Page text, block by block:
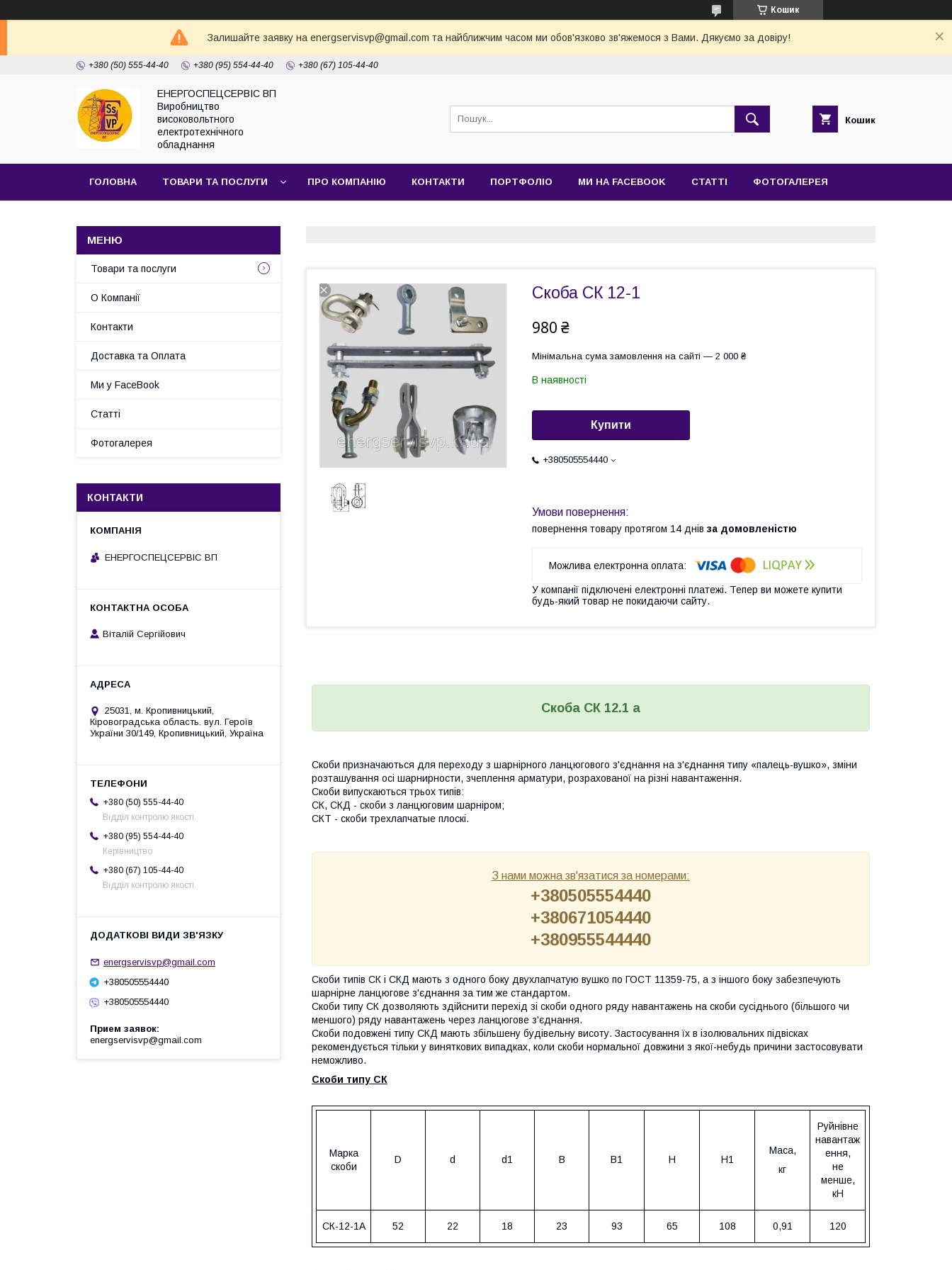
Кошик
Залишайте заявку на energservisvp@gmail.com та найближчим часом ми обов'язково зв'яжемося з Вами. Дякуємо за довіру!
+380 (50) 555-44-40 +380 (95) 554-44-40 +380 (67) 105-44-40
ЕНЕРГОСПЕЦСЕРВІС ВП
Виробництво
високовольтного
електротехнічного
обладнання
Кошик
ГОЛОВНА ТОВАРИ ТА ПОСЛУГИ ПРО КОМПАНІЮ КОНТАКТИ ПОРТФОЛІО МИ НА FACEBOOK СТАТТІ ФОТОГАЛЕРЕЯ
Скоба СК 12-1
980 ₴
Мінімальна сума замовлення на сайті — 2 000 ₴
В наявності
Купити
+380505554440
повернення товару протягом 14 днів за домовленістю
У компанії підключені електронні платежі. Тепер ви можете купити
будь-який товар не покидаючи сайту.
Скоба СК 12.1 а
Скоби призначаються для переходу з шарнірного ланцюгового з'єднання на з'єднання типу «палець-вушко», зміни
розташування осі шарнирности, зчеплення арматури, розрахованої на різні навантаження.
Скоби випускаються трьох типів:
СК, СКД - скоби з ланцюговим шарніром;
СКТ - скоби трехлапчатые плоскі.
З нами можна зв'язатися за номерами:
+380505554440
+380671054440
+380955544440
Скоби типів СК і СКД мають з одного боку двухлапчатую вушко по ГОСТ 11359-75, а з іншого боку забезпечують
шарнірне ланцюгове з'єднання за тим же стандартом.
Скоби типу СК дозволяють здійснити перехід зі скоби одного ряду навантажень на скоби сусіднього (більшого чи
меншого) ряду навантажень через ланцюгове з'єднання.
Скоби подовжені типу СКД мають збільшену будівельну висоту. Застосування їх в ізолювальних підвісках
рекомендується тільки у виняткових випадках, коли скоби нормальної довжини з якої-небудь причини застосовувати
неможливо.
Скоби типу СК
Марка
скоби
D d d1 В В1 H H1
Маса,
кг
Руйнівне
навантаж
ення,
не
менше,
кН
СК-12-1А 52 22 18 23 93 65 108 0,91 120
Товари та послуги
О Компанії
Контакти
Доставка та Оплата
Ми у FaceBook
Статті
Фотогалерея
КОНТАКТИ
ЕНЕРГОСПЕЦСЕРВІС ВП
Віталій Сергійович
25031, м. Кропивницький,
Кіровоградська область. вул. Героїв
України 30/149, Кропивницький, Україна
+380 (50) 555-44-40
Відділ контролю якості.
+380 (95) 554-44-40
Керівництво
+380 (67) 105-44-40
Відділ контролю якості.
energservisvp@gmail.com
+380505554440
+380505554440
Прием заявок
energservisvp@gmail.com